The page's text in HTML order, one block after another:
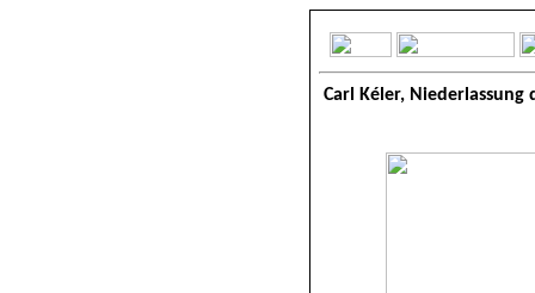
Carl Kéler,